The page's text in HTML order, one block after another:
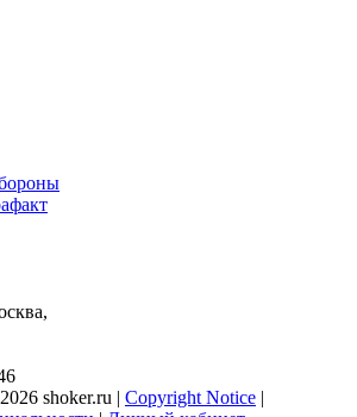
shoker.ru | Copyright Notice |